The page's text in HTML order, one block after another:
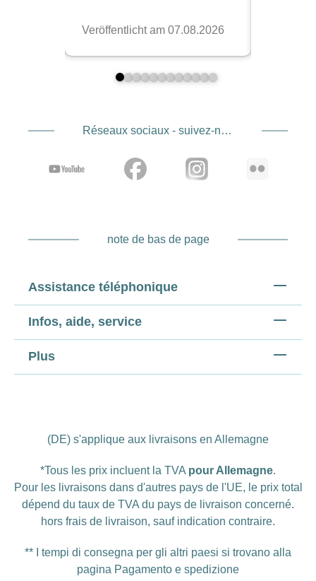
Réseaux sociaux - suivez-nous
note de bas de page
Assistance téléphonique
Infos, aide, service
Plus
(DE) s'applique aux livraisons en Allemagne
*Tous les prix incluent la TVA pour Allemagne.
Pour les livraisons dans d'autres pays de l'UE, le prix total
dépend du taux de TVA du pays de livraison concerné.
hors frais de livraison, sauf indication contraire.
** I tempi di consegna per gli altri paesi si trovano alla
pagina Pagamento e spedizione